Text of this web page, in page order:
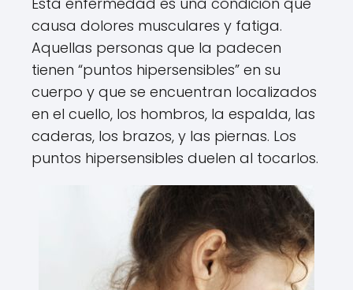
causa dolores musculares y fatiga.
Aquellas personas que la padecen
tienen “puntos hipersensibles” en su
cuerpo y que se encuentran localizados
en el cuello, los hombros, la espalda, las
caderas, los brazos, y las piernas. Los
puntos hipersensibles duelen al tocarlos.